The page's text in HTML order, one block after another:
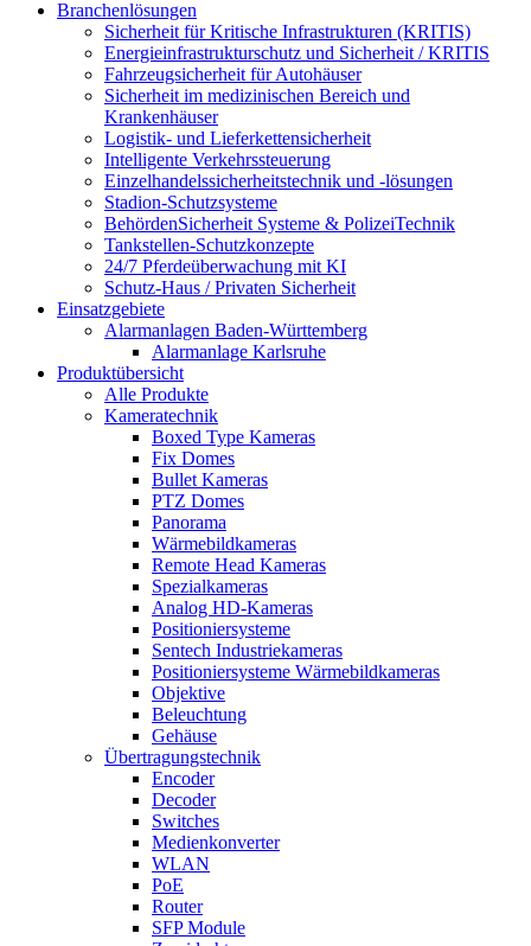
Branchenlösungen
Sicherheit für Kritische Infrastrukturen (KRITIS)
Energieinfrastrukturschutz und Sicherheit / KRITIS
Fahrzeugsicherheit für Autohäuser
Sicherheit im medizinischen Bereich und
Krankenhäuser
Logistik- und Lieferkettensicherheit
Intelligente Verkehrssteuerung
Einzelhandelssicherheitstechnik und -lösungen
Stadion-Schutzsysteme
BehördenSicherheit Systeme & PolizeiTechnik
Tankstellen-Schutzkonzepte​
24/7 Pferdeüberwachung mit KI
Schutz-Haus / Privaten Sicherheit
Einsatzgebiete
Alarmanlagen Baden-Württemberg
Alarmanlage Karlsruhe
Produktübersicht
Alle Produkte
Kameratechnik
Boxed Type Kameras
Fix Domes
Bullet Kameras
PTZ Domes
Panorama
Wärmebildkameras
Remote Head Kameras
Spezialkameras
Analog HD-Kameras
Positioniersysteme
Sentech Industriekameras
Positioniersysteme Wärmebildkameras
Objektive
Beleuchtung
Gehäuse
Übertragungstechnik
Encoder
Decoder
Switches
Medienkonverter
WLAN
PoE
Router
SFP Module